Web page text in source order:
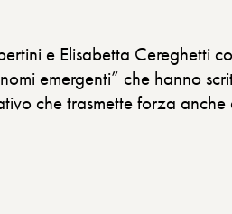
e Elisabetta Cereghetti
emergenti” che hanno
che trasmette forza